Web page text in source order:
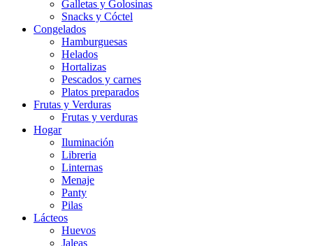
Galletas y Golosinas
Snacks y Cóctel
Congelados
Hamburguesas
Helados
Hortalizas
Pescados y carnes
Platos preparados
Frutas y Verduras
Frutas y verduras
Hogar
Iluminación
Libreria
Linternas
Menaje
Panty
Pilas
Lácteos
Huevos
Jaleas